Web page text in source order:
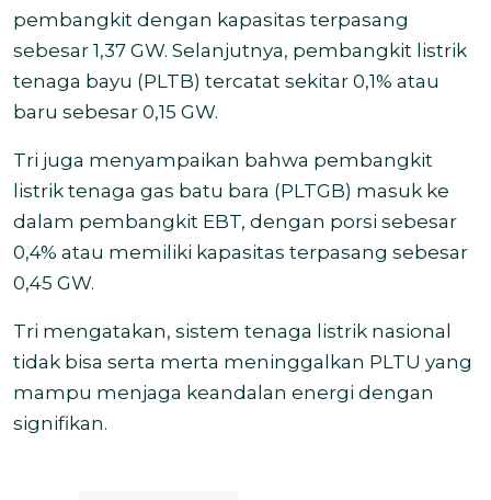
pembangkit dengan kapasitas terpasang
sebesar 1,37 GW. Selanjutnya, pembangkit listrik
tenaga bayu (PLTB) tercatat sekitar 0,1% atau
baru sebesar 0,15 GW.
Tri juga menyampaikan bahwa pembangkit
listrik tenaga gas batu bara (PLTGB) masuk ke
dalam pembangkit EBT, dengan porsi sebesar
0,4% atau memiliki kapasitas terpasang sebesar
0,45 GW.
Tri mengatakan, sistem tenaga listrik nasional
tidak bisa serta merta meninggalkan PLTU yang
mampu menjaga keandalan energi dengan
signifikan.